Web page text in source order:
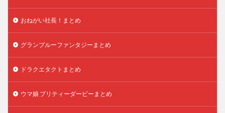
おねがい社長！まとめ
グランブルーファンタジーまとめ
ドラクエタクトまとめ
ウマ娘 プリティーダービーまとめ